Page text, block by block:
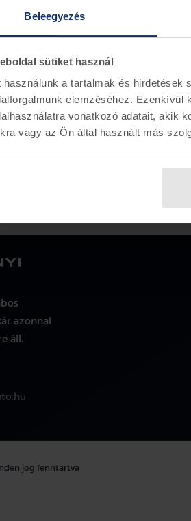
Beleegyezés
sütiket használ
használunk a tartalmak és
elemzéséhez. Ezenkívül
vonatkozó adatait, akik
vagy az Ön által használt más
azonnal
áll.
jog fenntartva